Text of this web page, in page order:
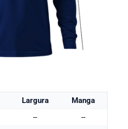
Largura
Manga
--
--